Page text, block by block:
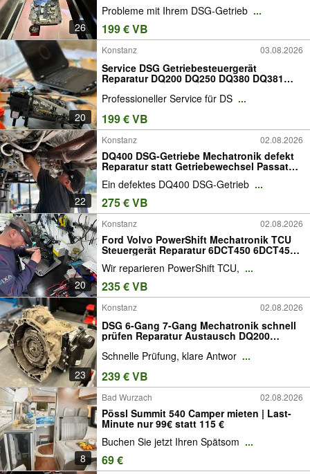
26
Q5 Skoda Octavia Seat Leon | Steuergerät
Diagnose Getriebesteuergerät Service
Probleme mit Ihrem DSG-Getrieb ...
199 € VB
20
Konstanz 03.08.2026
Service DSG Getriebesteuergerät
Reparatur DQ200 DQ250 DQ380 DQ381
DQ400 DQ500 Steuergerät VW Audi Skoda
Seat DSG 6-Gang 7-Gang DSG6 DSG7
Professioneller Service für DS ...
199 € VB
22
Konstanz 02.08.2026
DQ400 DSG-Getriebe Mechatronik defekt
Reparatur statt Getriebewechsel Passat
GTE Golf Audi A3 e-tron Skoda Superb iV
0DD 0DD927770E 0DD927770F
0DD927770J
Ein defektes DQ400 DSG-Getrieb ...
275 € VB
20
Konstanz 02.08.2026
Ford Volvo PowerShift Mechatronik TCU
Steuergerät Reparatur 6DCT450 6DCT451
DPS6 Focus Volvo V40 DS7R-14C247-CB;
DS7R-14C247-AA; DS7R-14C247-AE;
7M5R-14C247-FG; 7U3R-14C247-AF;
7U3R-14C247-AE; 7U3R-14
Wir reparieren PowerShift TCU, ...
235 € VB
23
Konstanz 02.08.2026
DSG 6-Gang 7-Gang Mechatronik schnell
prüfen Reparatur Austausch DQ200
DQ250 DQ380 DQ381 DQ400e Hybrid
DQ500 DSG6 DSG7 Golf Passat A3 Octavia
Schnelle Prüfung, klare Antwor ...
239 € VB
8
Bad Wurzach 02.08.2026
Pössl Summit 540 Camper mieten | Last-
Minute nur 99€ statt 115 €
Buchen Sie jetzt Ihren Spätsom ...
69 €